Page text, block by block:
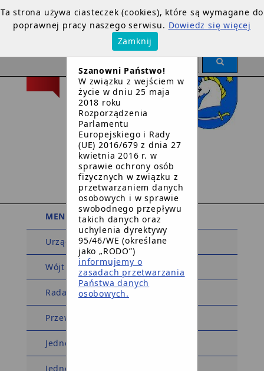
Urząd Gminy
w
Dziemianach
MENU PODMIOTOWE
Urząd Gminy
Wójt Gminy
Rada Gminy
Przewodniczący Rady Gminy
Jednostki organizacyjne
Jednostki pomocnicze
Ta strona używa ciasteczek (cookies), które są wymagane do
poprawnej pracy naszego serwisu. Dowiedz się więcej
Zamknij
×
OGŁOSZENIE
Szanowni Państwo!
W związku z wejściem w
życie w dniu 25 maja
2018 roku
Rozporządzenia
Parlamentu
Europejskiego i Rady
(UE) 2016/679 z dnia 27
kwietnia 2016 r. w
sprawie ochrony osób
fizycznych w związku z
przetwarzaniem danych
osobowych i w sprawie
swobodnego przepływu
takich danych oraz
uchylenia dyrektywy
95/46/WE (określane
jako „RODO”)
informujemy o
zasadach przetwarzania
Państwa danych
osobowych.